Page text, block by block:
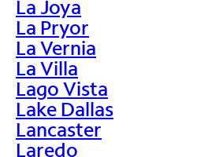
La Joya
La Pryor
La Vernia
La Villa
Lago Vista
Lake Dallas
Lancaster
Laredo